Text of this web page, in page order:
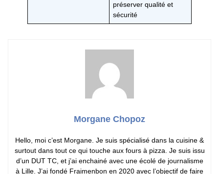
préserver qualité et
sécurité
Morgane Chopoz
Hello, moi c’est Morgane. Je suis spécialisé dans la cuisine &
surtout dans tout ce qui touche aux fours à pizza. Je suis issu
d’un DUT TC, et j’ai enchainé avec une écolé de journalisme
à Lille. J’ai fondé Fraimenbon en 2020 avec l’objectif de faire